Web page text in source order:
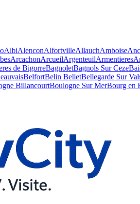
AlbiAlenconAlfortvilleAllauchAmboise
ArcachonArcueilArgenteuilArmentieres
de BigorreBagnoletBagnols Sur Ceze
BelfortBelin BelietBellegarde Sur
BillancourtBoulogne Sur MerBourg en